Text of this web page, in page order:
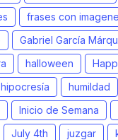
frases con
Gabriel García
halloween
hipocresía humildad
Inicio de Semana
July 4th juzgar